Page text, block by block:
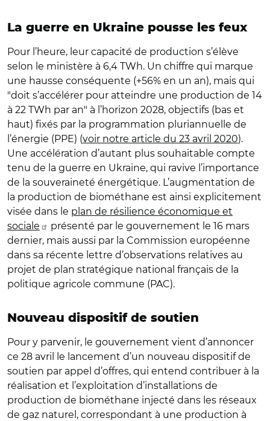
La guerre en Ukraine pousse les feux
Pour l’heure, leur capacité de production s’élève
selon le ministère à 6,4 TWh. Un chiffre qui marque
une hausse conséquente (+56% en un an), mais qui
"doit s’accélérer pour atteindre une production de 14
à 22 TWh par an" à l’horizon 2028, objectifs (bas et
haut) fixés par la programmation pluriannuelle de
l’énergie (PPE) (voir notre article du 23 avril 2020).
Une accélération d’autant plus souhaitable compte
tenu de la guerre en Ukraine, qui ravive l’importance
de la souveraineté énergétique. L’augmentation de
la production de biométhane est ainsi explicitement
visée dans le plan de résilience économique et
sociale
présenté par le gouvernement le 16 mars
dernier, mais aussi par la Commission européenne
dans sa récente lettre d’observations relatives au
projet de plan stratégique national français de la
politique agricole commune (PAC).
Nouveau dispositif de soutien
Pour y parvenir, le gouvernement vient d’annoncer
ce 28 avril le lancement d’un nouveau dispositif de
soutien par appel d’offres, qui entend contribuer à la
réalisation et l’exploitation d’installations de
production de biométhane injecté dans les réseaux
de gaz naturel, correspondant à une production à